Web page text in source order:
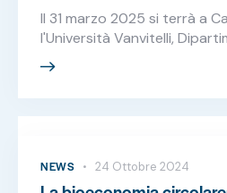
Il 31 marzo 2025 si terrà a
l'Università Vanvitelli,
NEWS 24 Ottobre 2024